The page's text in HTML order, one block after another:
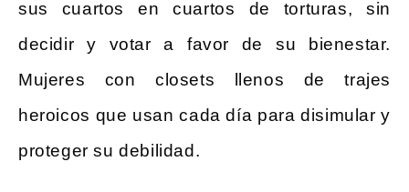
sus cuartos en cuartos de torturas, sin
decidir y votar a favor de su bienestar.
Mujeres con closets llenos de trajes
heroicos que usan cada día para disimular y
proteger su debilidad.